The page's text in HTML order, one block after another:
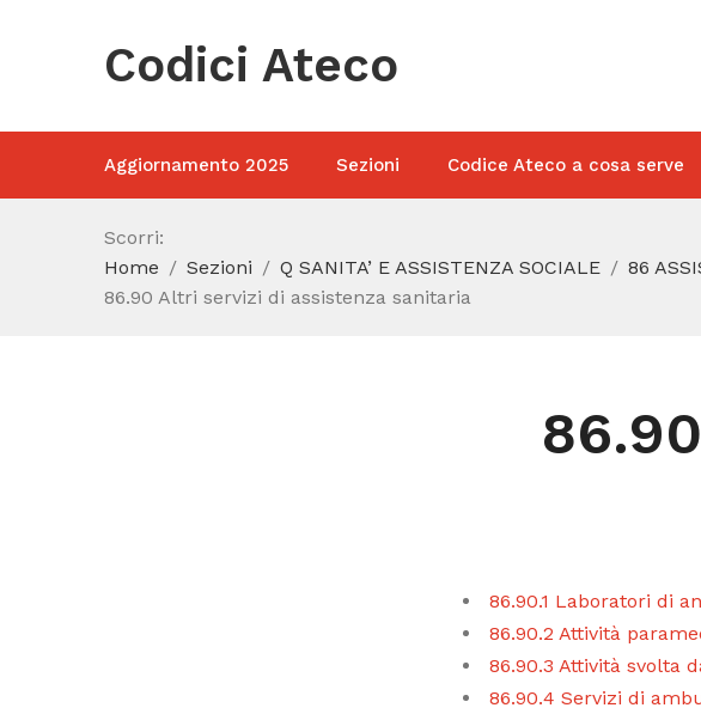
Codici Ateco
Aggiornamento 2025 Sezioni Codice Ateco a cosa serve
Scorri:
Home
Sezioni Q SANITA’ E ASSISTENZA SOCIALE 86
86.90 Altri servizi di assistenza sanitaria
86.90.1 Laboratori di
86.90.2 Attività
86.90.3 Attività svolta
86.90.4 Servizi di